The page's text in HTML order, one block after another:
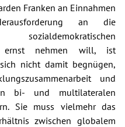
Franken an Einnahmen
an die
ernst nehmen will, ist
nicht damit begnügen,
und
in bi- und multilateralen
Sie muss vielmehr das
zwischen globalem